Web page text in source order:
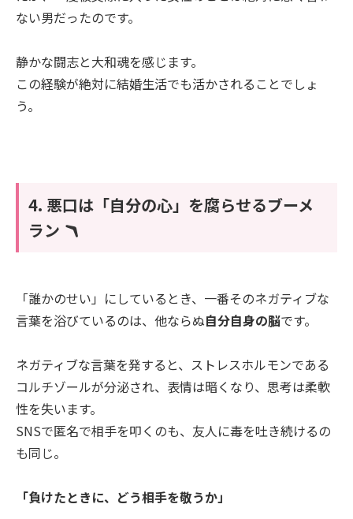
ない男だったのです。
静かな闘志と大和魂を感じます。
この経験が絶対に結婚生活でも活かされることでしょ
う。
4. 悪口は「自分の心」を腐らせるブーメ
ラン 🪃
「誰かのせい」にしているとき、一番そのネガティブな
言葉を浴びているのは、他ならぬ自分自身の脳です。
ネガティブな言葉を発すると、ストレスホルモンである
コルチゾールが分泌され、表情は暗くなり、思考は柔軟
性を失います。
SNSで匿名で相手を叩くのも、友人に毒を吐き続けるの
も同じ。
「負けたときに、どう相手を敬うか」